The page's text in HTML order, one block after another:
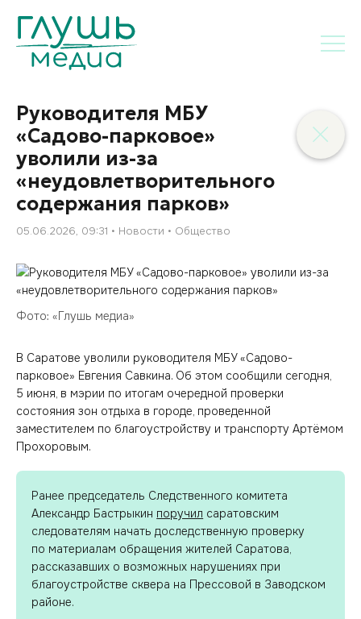
Руководителя МБУ
«Садово-парковое»
уволили из-за
«неудовлетворительного
содержания парков»
05.06.2026, 09:31 Новости Общество
Фото: «Глушь медиа»
В Саратове уволили руководителя МБУ «Садово-
парковое» Евгения Савкина. Об этом сообщили сегодня,
5 июня, в мэрии по итогам очередной проверки
состояния зон отдыха в городе, проведенной
заместителем по благоустройству и транспорту Артёмом
Прохоровым.
Ранее председатель Следственного комитета
Александр Бастрыкин поручил саратовским
следователям начать доследственную проверку
по материалам обращения жителей Саратова,
рассказавших о возможных нарушениях при
благоустройстве сквера на Прессовой в Заводском
районе.